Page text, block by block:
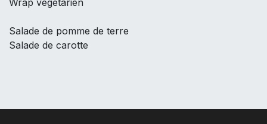
Wrap végétarien
Salade de pomme de terre
Salade de carotte